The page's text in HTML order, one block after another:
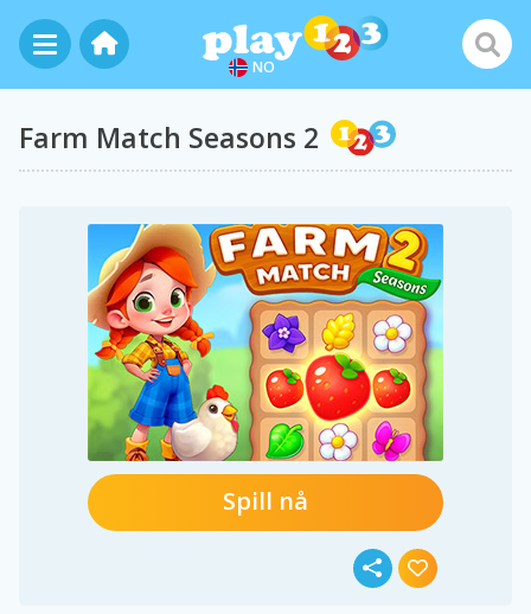
NO
Farm Match Seasons 2
Spill nå